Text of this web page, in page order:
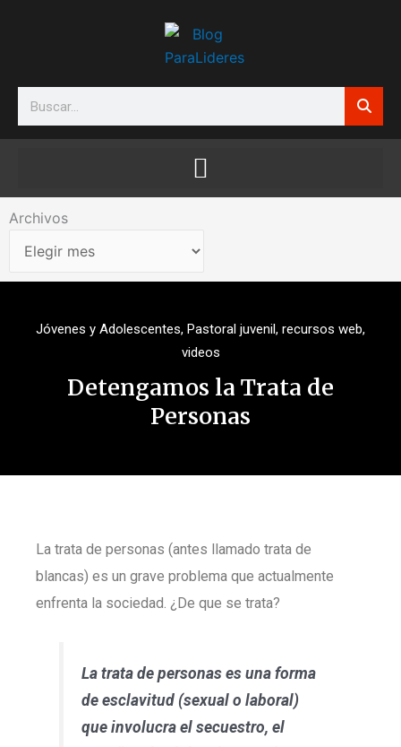
Search
Archivos
Archivos
Jóvenes y Adolescentes, Pastoral juvenil, recursos web,
videos
Detengamos la Trata de
Personas
La trata de personas (antes llamado trata de
blancas) es un grave problema que actualmente
enfrenta la sociedad. ¿De que se trata?
La trata de personas es una forma
de esclavitud (sexual o laboral)
que involucra el secuestro, el